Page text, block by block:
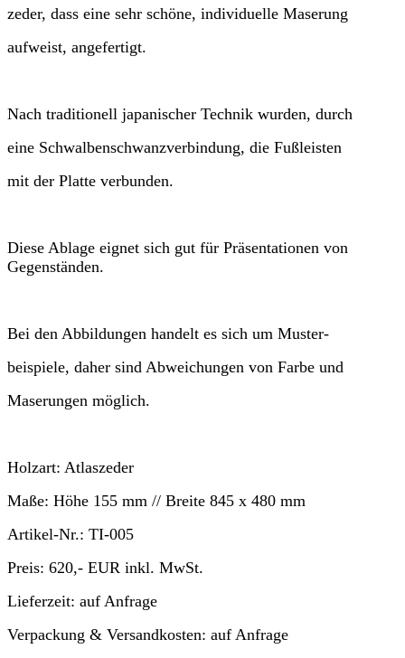
zeder, dass eine sehr schöne, individuelle Maserung
aufweist, angefertigt.
Nach traditionell japanischer Technik wurden, durch
eine Schwalbenschwanzverbindung, die Fußleisten
mit der Platte verbunden.
Diese Ablage eignet sich gut für Präsentationen von
Gegenständen.
Bei den Abbildungen handelt es sich um Muster-
beispiele, daher sind Abweichungen von Farbe und
Maserungen möglich.
Holzart: Atlaszeder
Maße: Höhe 155 mm // Breite 845 x 480 mm
Artikel-Nr.: TI-005
Preis: 620,- EUR inkl. MwSt.
Lieferzeit: auf Anfrage
Verpackung & Versandkosten: auf Anfrage